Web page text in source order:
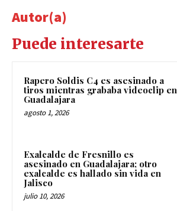
Autor(a)
Puede interesarte
Rapero Soldis C4 es asesinado a
tiros mientras grababa videoclip en
Guadalajara
agosto 1, 2026
Exalcalde de Fresnillo es
asesinado en Guadalajara; otro
exalcalde es hallado sin vida en
Jalisco
julio 10, 2026